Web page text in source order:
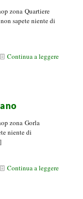
zona Quartiere
sapete niente di
Continua a leggere
zona Gorla
niente di
Continua a leggere